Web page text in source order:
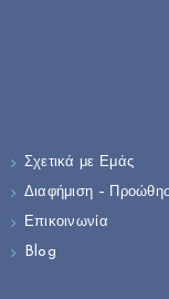
Σχετικά με Εμάς
Διαφήμιση –
Επικοινωνία
Blog